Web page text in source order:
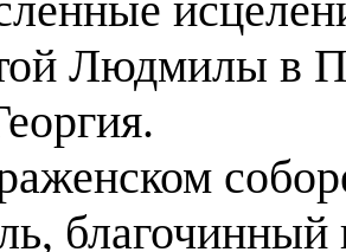
Людмилы в